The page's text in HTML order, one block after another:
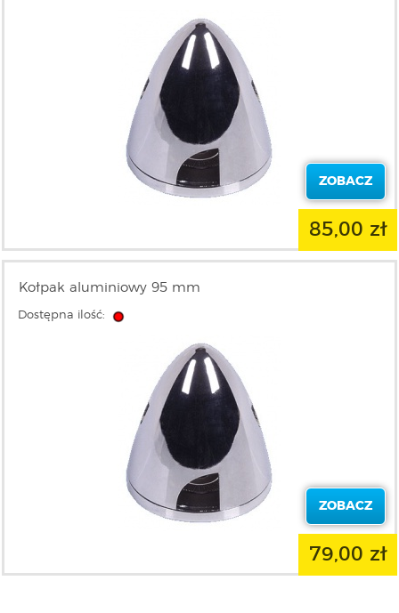
ZOBACZ
85,00 zł
Kołpak aluminiowy 95 mm
Dostępna ilość:
ZOBACZ
79,00 zł